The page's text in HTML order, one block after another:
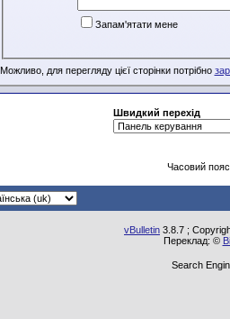
Запам'ятати мене
Можливо, для перегляду цієї сторінки потрібно
Швидкий перехід
Часовий
vBulletin 3.8.7 ;
Переклад: ©
Search